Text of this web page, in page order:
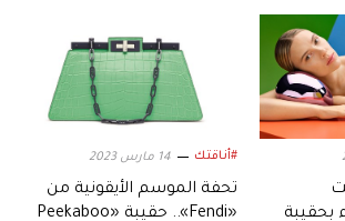
بحقيبة
#أناقتك 14 مارس 2023
تحفة الموسم الأيقونية من
«Fendi».. حقيبة «Peekaboo